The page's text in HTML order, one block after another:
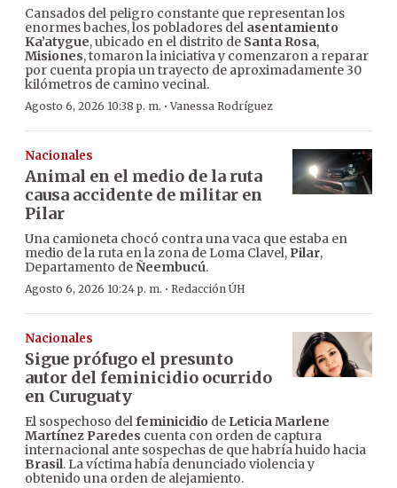
Cansados del peligro constante que representan los
enormes baches, los pobladores del asentamiento
Ka’atygue, ubicado en el distrito de Santa Rosa,
Misiones, tomaron la iniciativa y comenzaron a reparar
por cuenta propia un trayecto de aproximadamente 30
kilómetros de camino vecinal.
Agosto 6, 2026 10:38 p. m. ·Vanessa Rodríguez
Nacionales
Animal en el medio de la ruta
causa accidente de militar en
Pilar
Una camioneta chocó contra una vaca que estaba en
medio de la ruta en la zona de Loma Clavel, Pilar,
Departamento deÑeembucú.
Agosto 6, 2026 10:24 p. m. · Redacción ÚH
Nacionales
Sigue prófugo el presunto
autor del feminicidio ocurrido
en Curuguaty
El sospechoso delfeminicidio de Leticia Marlene
Martínez Paredes cuenta con orden de captura
internacional ante sospechas de que habría huido hacia
Brasil. La víctima había denunciado violencia y
obtenido una orden de alejamiento.